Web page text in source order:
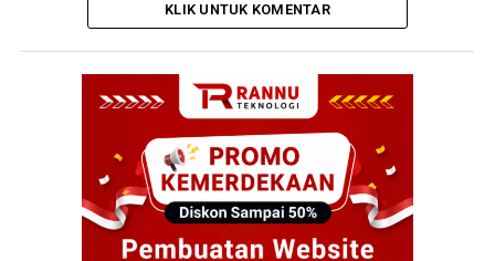
KLIK UNTUK KOMENTAR